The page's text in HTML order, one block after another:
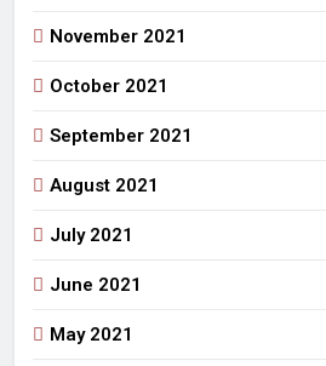
November 2021
October 2021
September 2021
August 2021
July 2021
June 2021
May 2021